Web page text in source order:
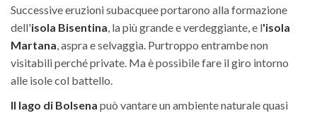
Successive eruzioni subacquee portarono alla formazione
dell'isola Bisentina, la più grande e verdeggiante, e l'isola
Martana, aspra e selvaggia. Purtroppo entrambe non
visitabili perché private. Ma è possibile fare il giro intorno
alle isole col battello.
Il lago di Bolsena può vantare un ambiente naturale quasi